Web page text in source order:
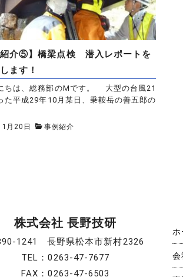
紹介⑤】橋梁点検 潜入レポートを
ます！
ちは、総務部のMです。 大型の台風21
た平成29年10月某日、乗鞍岳の善五郎の
月20日 事例紹介
株式会社 長野技研
1241 長野県松本市新村2326
TEL：0263-47-7677
FAX：0263-47-6503
ホ
会